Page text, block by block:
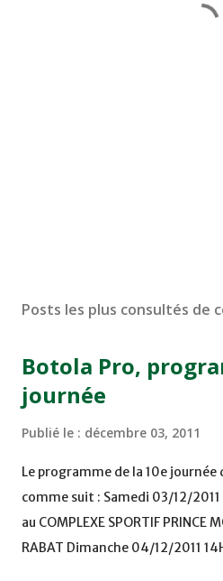
Posts les plus consultés de
Botola Pro,
journée
Publié le : décembre 03, 2011
Le programme de la 10e journée
comme suit : Samedi 03/12/2011
au COMPLEXE SPORTIF PRINCE
RABAT Dimanche 04/12/2011